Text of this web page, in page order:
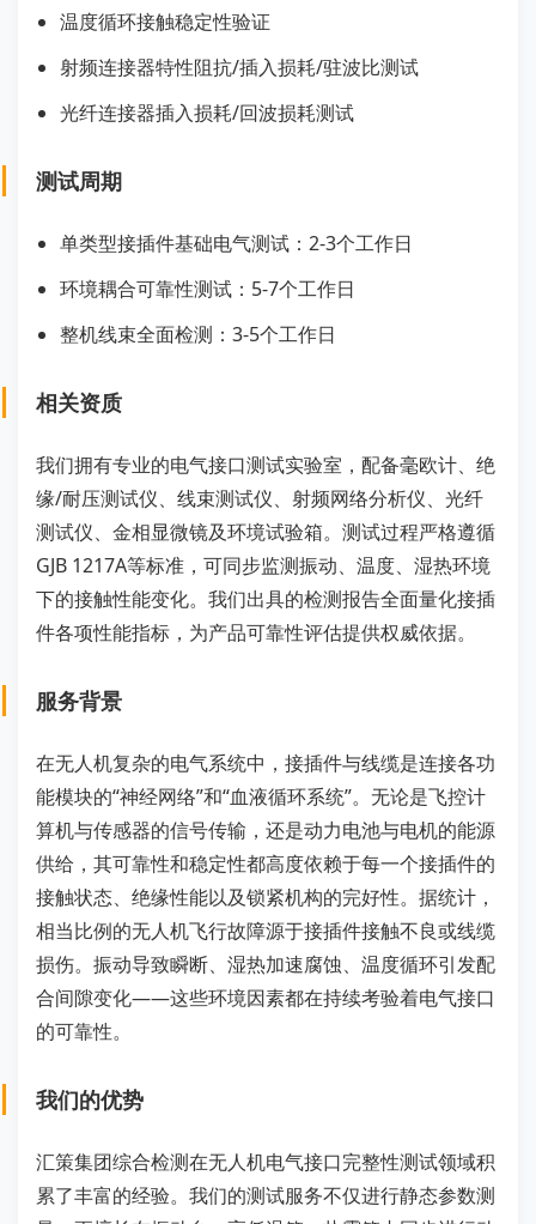
温度循环接触稳定性验证
射频连接器特性阻抗/插入损耗/驻波比测试
光纤连接器插入损耗/回波损耗测试
测试周期
单类型接插件基础电气测试：2-3个工作日
环境耦合可靠性测试：5-7个工作日
整机线束全面检测：3-5个工作日
相关资质
我们拥有专业的电气接口测试实验室，配备毫欧计、绝
缘/耐压测试仪、线束测试仪、射频网络分析仪、光纤
测试仪、金相显微镜及环境试验箱。测试过程严格遵循
GJB 1217A等标准，可同步监测振动、温度、湿热环境
下的接触性能变化。我们出具的检测报告全面量化接插
件各项性能指标，为产品可靠性评估提供权威依据。
服务背景
在无人机复杂的电气系统中，接插件与线缆是连接各功
能模块的“神经网络”和“血液循环系统”。无论是飞控计
算机与传感器的信号传输，还是动力电池与电机的能源
供给，其可靠性和稳定性都高度依赖于每一个接插件的
接触状态、绝缘性能以及锁紧机构的完好性。据统计，
相当比例的无人机飞行故障源于接插件接触不良或线缆
损伤。振动导致瞬断、湿热加速腐蚀、温度循环引发配
合间隙变化——这些环境因素都在持续考验着电气接口
的可靠性。
我们的优势
汇策集团综合检测在无人机电气接口完整性测试领域积
累了丰富的经验。我们的测试服务不仅进行静态参数测